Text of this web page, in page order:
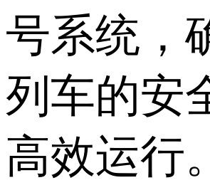
号系统，
列车的安
高效运行。